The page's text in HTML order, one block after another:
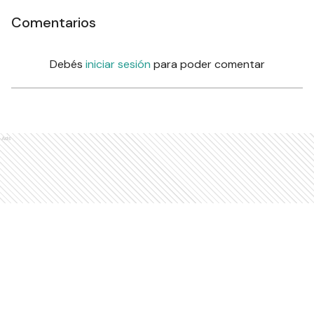
Comentarios
Debés iniciar sesión para poder comentar
Ads